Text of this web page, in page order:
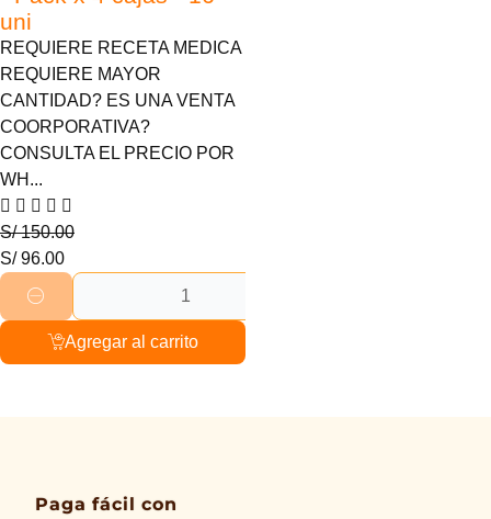
uni
REQUIERE RECETA MEDICA
REQUIERE MAYOR
CANTIDAD? ES UNA VENTA
COORPORATIVA?
CONSULTA EL PRECIO POR
WH...
S/150.00
S/96.00
Agregar al carrito
Paga fácil con